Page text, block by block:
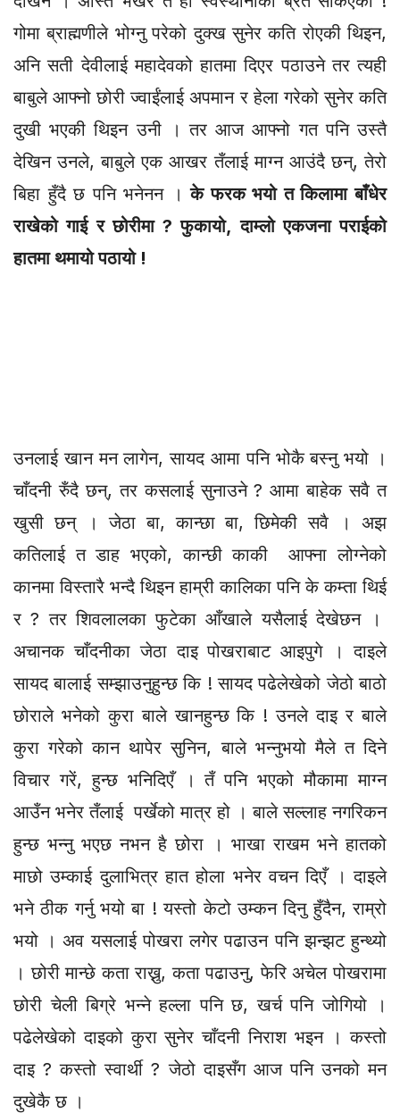
गोमा ब्राह्मणीले भोग्नु परेको दुक्ख सुनेर कति रोएकी थिइन,
अनि सती देवीलाई महादेवको हातमा दिएर पठाउने तर त्यही
बाबुले आफ्नो छोरी ज्वाईंलाई अपमान र हेला गरेको सुनेर कति
दुखी भएकी थिइन उनी । तर आज आफ्नो गत पनि उस्तै
देखिन उनले, बाबुले एक आखर तँलाई माग्न आउंदै छन्, तेरो
बिहा हुँदै छ पनि भनेनन ।के फरक भयो त किलामा बाँधेर
राखेको गाई र छोरीमा ? फुकायो, दाम्लो एकजना पराईको
हातमा थमायो पठायो !
उनलाई खान मन लागेन, सायद आमा पनि भोकै बस्नु भयो ।
चाँदनी रुँदै छन्, तर कसलाई सुनाउने ? आमा बाहेक सवै त
खुसी छन् । जेठा बा, कान्छा बा, छिमेकी सवै । अझ
कतिलाई त डाह भएको, कान्छी काकी आफ्ना लोग्नेको
कानमा विस्तारै भन्दै थिइन हाम्री कालिका पनि के कम्ता थिई
र ? तर शिवलालका फुटेका आँखाले यसैलाई देखेछन ।
अचानक चाँदनीका जेठा दाइ पोखराबाट आइपुगे । दाइले
सायद बालाई सम्झाउनुहुन्छ कि ! सायद पढेलेखेको जेठो बाठो
छोराले भनेको कुरा बाले खानहुन्छ कि ! उनले दाइ र बाले
कुरा गरेको कान थापेर सुनिन, बाले भन्नुभयो मैले त दिने
विचार गरें, हुन्छ भनिदिएँ । तँ पनि भएको मौकामा माग्न
आउँन भनेर तँलाई पर्खेको मात्र हो । बाले सल्लाह नगरिकन
हुन्छ भन्नु भएछ नभन है छोरा । भाखा राखम भने हातको
माछो उम्काई दुलाभित्र हात होला भनेर वचन दिएँ । दाइले
भने ठीक गर्नु भयो बा ! यस्तो केटो उम्कन दिनु हुँदैन, राम्रो
भयो । अव यसलाई पोखरा लगेर पढाउन पनि झन्झट हुन्थ्यो
। छोरी मान्छे कता राख्नु, कता पढाउनु, फेरि अचेल पोखरामा
छोरी चेली बिग्रे भन्ने हल्ला पनि छ, खर्च पनि जोगियो ।
पढेलेखेको दाइको कुरा सुनेर चाँदनी निराश भइन । कस्तो
दाइ ? कस्तो स्वार्थी ? जेठो दाइसँग आज पनि उनको मन
दुखेकै छ ।